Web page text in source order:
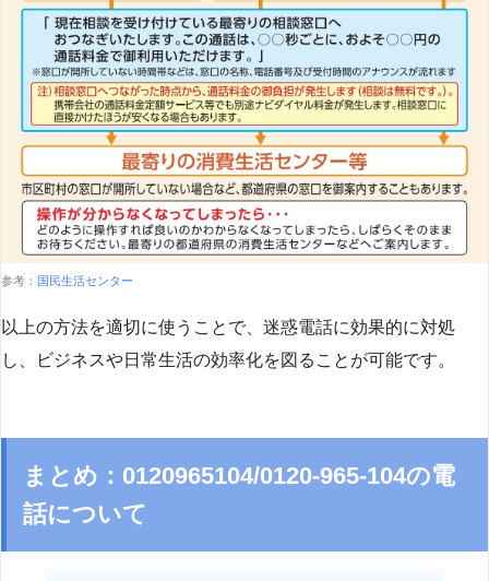
参考： 国民生活センター
以上の方法を適切に使うことで、迷惑電話に効果的に対処
し、ビジネスや日常生活の効率化を図ることが可能です。
まとめ：0120965104/0120-965-104の電
話について